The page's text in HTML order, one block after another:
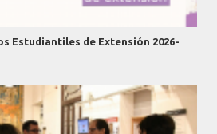
Estudiantiles de Extensión 2026-